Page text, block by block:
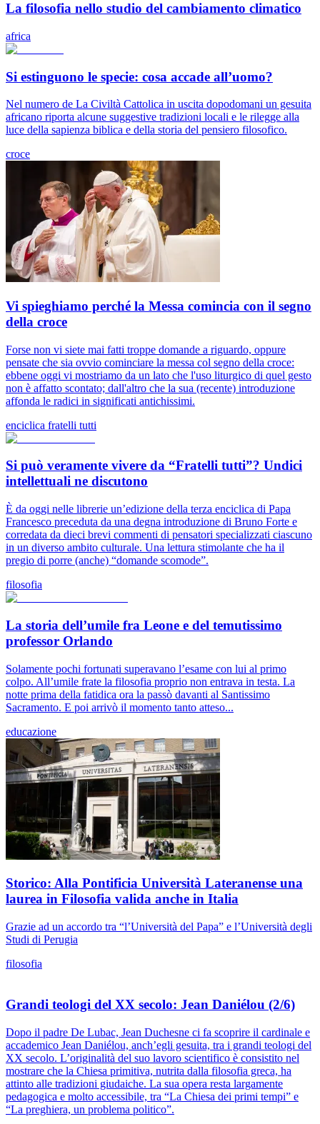
La filosofia nello studio del cambiamento climatico
africa
Si estinguono le specie: cosa accade all’uomo?
Nel numero de La Civiltà Cattolica in uscita dopodomani un gesuita
africano riporta alcune suggestive tradizioni locali e le rilegge alla
luce della sapienza biblica e della storia del pensiero filosofico.
croce
Vi spieghiamo perché la Messa comincia con il segno
della croce
Forse non vi siete mai fatti troppe domande a riguardo, oppure
pensate che sia ovvio cominciare la messa col segno della croce:
ebbene oggi vi mostriamo da un lato che l'uso liturgico di quel gesto
non è affatto scontato; dall'altro che la sua (recente) introduzione
affonda le radici in significati antichissimi.
enciclica fratelli tutti
Si può veramente vivere da “Fratelli tutti”? Undici
intellettuali ne discutono
È da oggi nelle librerie un’edizione della terza enciclica di Papa
Francesco preceduta da una degna introduzione di Bruno Forte e
corredata da dieci brevi commenti di pensatori specializzati ciascuno
in un diverso ambito culturale. Una lettura stimolante che ha il
pregio di porre (anche) “domande scomode”.
filosofia
La storia dell’umile fra Leone e del temutissimo
professor Orlando
Solamente pochi fortunati superavano l’esame con lui al primo
colpo. All’umile frate la filosofia proprio non entrava in testa. La
notte prima della fatidica ora la passò davanti al Santissimo
Sacramento. E poi arrivò il momento tanto atteso...
educazione
Storico: Alla Pontificia Università Lateranense una
laurea in Filosofia valida anche in Italia
Grazie ad un accordo tra “l’Università del Papa” e l’Università degli
Studi di Perugia
filosofia
Grandi teologi del XX secolo: Jean Daniélou (2/6)
Dopo il padre De Lubac, Jean Duchesne ci fa scoprire il cardinale e
accademico Jean Daniélou, anch’egli gesuita, tra i grandi teologi del
XX secolo. L’originalità del suo lavoro scientifico è consistito nel
mostrare che la Chiesa primitiva, nutrita dalla filosofia greca, ha
attinto alle tradizioni giudaiche. La sua opera resta largamente
pedagogica e molto accessibile, tra “La Chiesa dei primi tempi” e
“La preghiera, un problema politico”.